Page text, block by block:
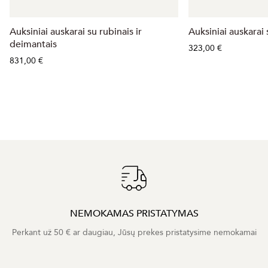
Auksiniai auskarai su rubinais ir
deimantais
831,00 €
Auksiniai auskarai
323,00 €
NEMOKAMAS PRISTATYMAS
Perkant už 50 € ar daugiau, Jūsų prekes pristatysime nemokamai